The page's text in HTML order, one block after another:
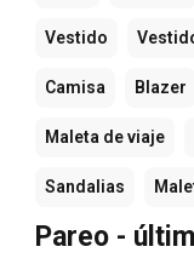
Vestido
Camisa Blazer
Maleta de viaje
Sandalias
Pareo -